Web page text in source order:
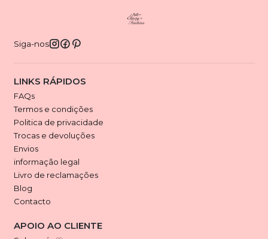
Siga-nos
LINKS RÁPIDOS
FAQs
Termos e condições
Politica de privacidade
Trocas e devoluções
Envios
informação legal
Livro de reclamações
Blog
Contacto
APOIO AO CLIENTE